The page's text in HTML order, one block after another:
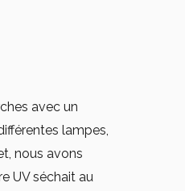
avec un
lampes,
nous avons
UV séchait au